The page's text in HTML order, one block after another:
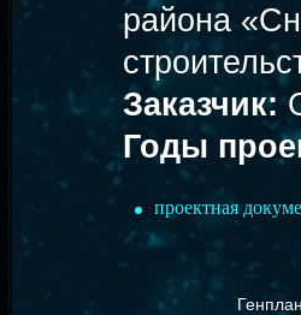
района
Заказчик:
Годы
проектная